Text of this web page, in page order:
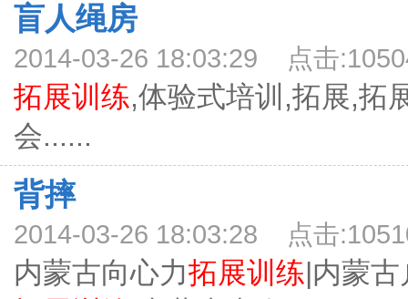
盲人绳房
2014-03-26 18:03:29 点击
拓展训练,体验式培训,拓展,拓
会......
背摔
2014-03-26 18:03:28 点击
内蒙古向心力拓展训练|内蒙